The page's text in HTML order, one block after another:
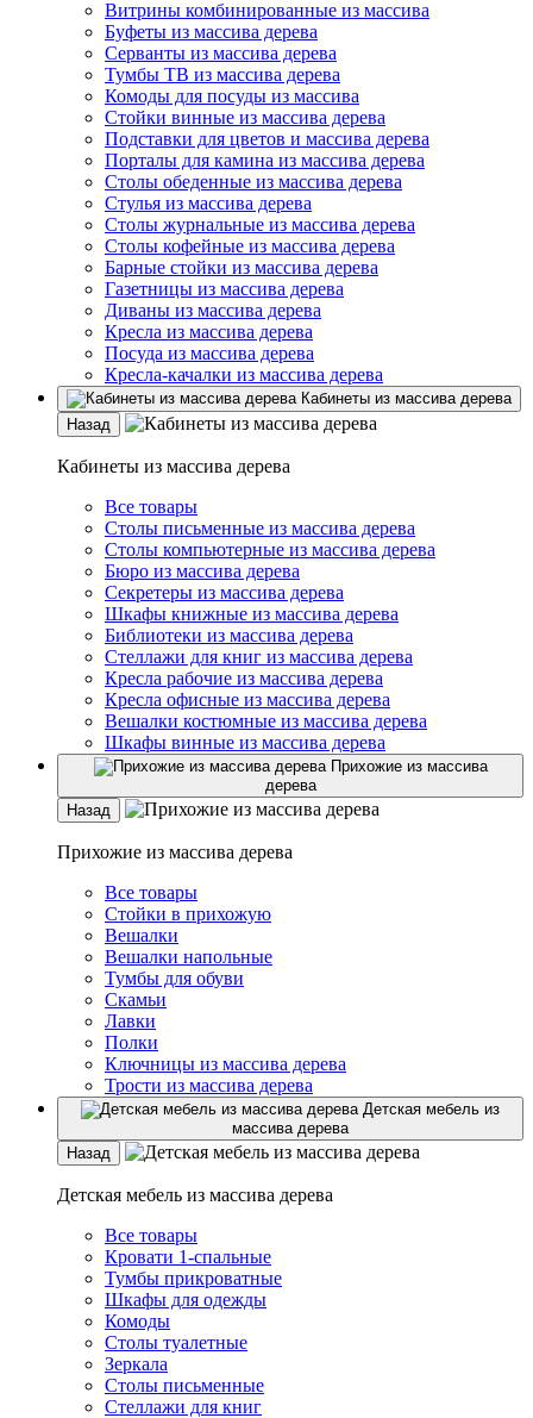
Витрины комбинированные из массива
Буфеты из массива дерева
Серванты из массива дерева
Тумбы ТВ из массива дерева
Комоды для посуды из массива
Стойки винные из массива дерева
Подставки для цветов и массива дерева
Порталы для камина из массива дерева
Столы обеденные из массива дерева
Стулья из массива дерева
Столы журнальные из массива дерева
Столы кофейные из массива дерева
Барные стойки из массива дерева
Газетницы из массива дерева
Диваны из массива дерева
Кресла из массива дерева
Посуда из массива дерева
Кресла-качалки из массива дерева
Кабинеты из массива дерева
Назад
Кабинеты из массива дерева
Все товары
Столы письменные из массива дерева
Столы компьютерные из массива дерева
Бюро из массива дерева
Секретеры из массива дерева
Шкафы книжные из массива дерева
Библиотеки из массива дерева
Стеллажи для книг из массива дерева
Кресла рабочие из массива дерева
Кресла офисные из массива дерева
Вешалки костюмные из массива дерева
Шкафы винные из массива дерева
Прихожие из массива
дерева
Назад
Прихожие из массива дерева
Все товары
Стойки в прихожую
Вешалки
Вешалки напольные
Тумбы для обуви
Скамьи
Лавки
Полки
Ключницы из массива дерева
Трости из массива дерева
Детская мебель из
массива дерева
Назад
Детская мебель из массива дерева
Все товары
Кровати 1-спальные
Тумбы прикроватные
Шкафы для одежды
Комоды
Столы туалетные
Зеркала
Столы письменные
Стеллажи для книг